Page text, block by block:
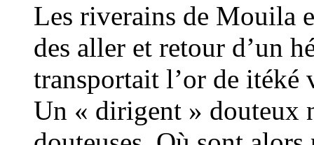
Les riverains de Mouila
des aller et retour d’un
transportait l’or de itéké
Un « dirigent » douteux